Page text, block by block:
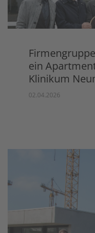
ein
Klinikum
02.04.2026